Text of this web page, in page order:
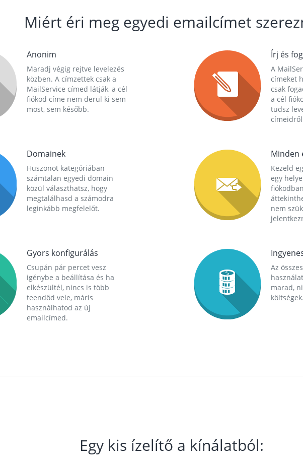
Miért éri meg egyedi emailcímet
Anonim
Maradj végig rejtve levelezés
közben. A címzettek csak a
MailService címed látják, a cél
fiókod címe nem derül ki sem
most, sem később.
Írj és
A
címeket
csak
a cél
tudsz
Domainek
Huszonöt kategóriában
számtalan egyedi domain
közül választhatsz, hogy
megtalálhasd a számodra
leginkább megfelelőt.
Minden
Kezeld
egy
nem
Gyors konfigurálás
Csupán pár percet vesz
igénybe a beállítása és ha
elkészültél, nincs is több
teendőd vele, máris
használhatod az új
emailcímed.
Az
marad,
költségek.
Egy kis ízelítő a kínálatból: